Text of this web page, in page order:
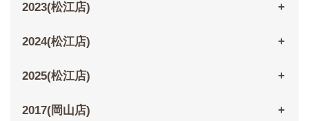
2023(松江店)
2024(松江店)
2025(松江店)
2017(岡山店)